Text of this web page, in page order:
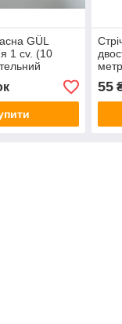
GÜL
1 cv. (10
55